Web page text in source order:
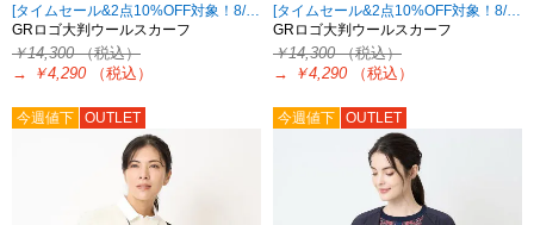
[タイムセール&2点10%OFF対象！8/17 8:59まで アウトレット限定]
GRロゴ大判ウールスカーフ
￥14,300（税込）
→
￥4,290 （税込）
[タイムセール&2点10%OFF対象！8/17 8:59まで アウトレット限定]
GRロゴ大判ウールスカーフ
￥14,300（税込）
→
￥4,290 （税込）
今週値下 OUTLET 今週値下 OUTLET